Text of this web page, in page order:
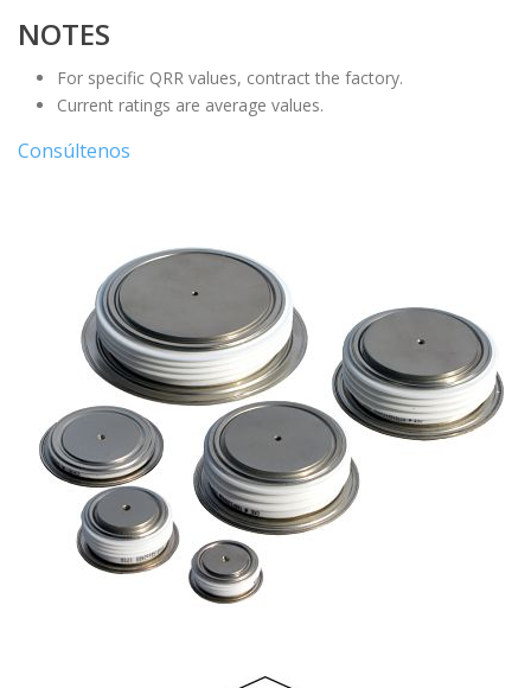
NOTES
For specific QRR values, contract the factory.
Current ratings are average values.
Consúltenos